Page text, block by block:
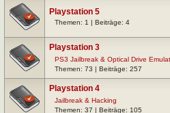
Playstation 5
Themen: 1 | Beiträge: 4
Playstation 3
PS3 Jailbreak & Optical Drive
Themen: 73 | Beiträge: 257
Playstation 4
Jailbreak & Hacking
Themen: 37 | Beiträge: 105